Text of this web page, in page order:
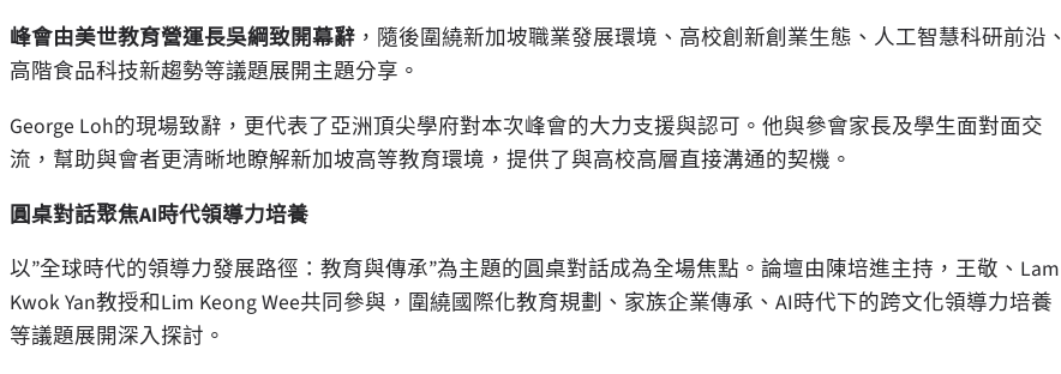
峰會由美世教育營運長吳綱致開幕辭 ，隨後圍繞新加坡職業發展環境、高校創新創業生態、人工智慧科研前沿、
高階食品科技新趨勢等議題展開主題分享。
George Loh的現場致辭，更代表了亞洲頂尖學府對本次峰會的大力支援與認可。他與參會家長及學生面對面交
流，幫助與會者更清晰地瞭解新加坡高等教育環境，提供了與高校高層直接溝通的契機。
圓桌對話聚焦AI時代領導力培養
以”全球時代的領導力發展路徑：教育與傳承”為主題的圓桌對話成為全場焦點。論壇由陳培進主持，王敬、Lam
Kwok Yan教授和Lim Keong Wee共同參與，圍繞國際化教育規劃、家族企業傳承、AI時代下的跨文化領導力培養
等議題展開深入探討。